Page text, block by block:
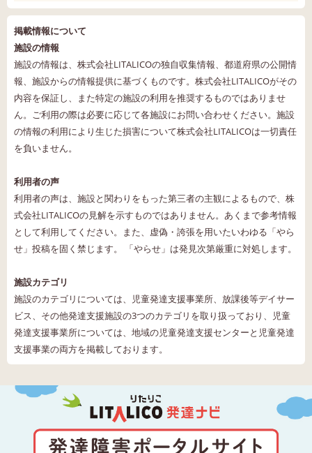
掲載情報について
施設の情報
施設の情報は、株式会社LITALICOの独自収集情報、都道府県の公開情
報、施設からの情報提供に基づくものです。株式会社LITALICOがその
内容を保証し、また特定の施設の利用を推奨するものではありませ
ん。ご利用の際は必要に応じて各施設にお問い合わせください。施設
の情報の利用により生じた損害について株式会社LITALICOは一切責任
を負いません。
利用者の声
利用者の声は、施設と関わりをもった第三者の主観によるもので、株
式会社LITALICOの見解を示すものではありません。あくまで参考情報
として利用してください。また、虚偽・誇張を用いたいわゆる「やら
せ」投稿を固く禁じます。 「やらせ」は発見次第厳重に対処します。
施設カテゴリ
施設のカテゴリについては、児童発達支援事業所、放課後等デイサー
ビス、その他発達支援施設の3つのカテゴリを取り扱っており、児童
発達支援事業所については、地域の児童発達支援センターと児童発達
支援事業の両方を掲載しております。